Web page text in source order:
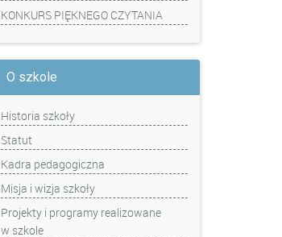
KONKURS PIĘKNEGO CZYTANIA
O szkole
Historia szkoły
Statut
Kadra pedagogiczna
Misja i wizja szkoły
Projekty i programy realizowane
w szkole